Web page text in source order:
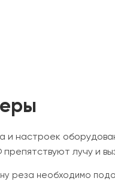
и настроек
лучу и
реза необходимо